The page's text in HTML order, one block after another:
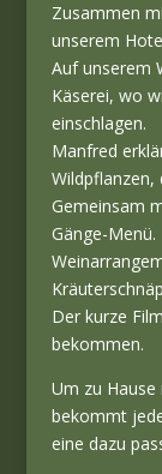
Zusammen
unserem
Auf unserem
Käserei, wo
einschlagen.
Manfred
Wildpflanzen,
Gemeinsam
Gänge-
Der kurze
bekommen.
Um zu
bekommt
eine dazu